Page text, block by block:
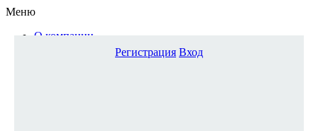
Меню
О компании
Доставка и оплатаРегистрация Вход